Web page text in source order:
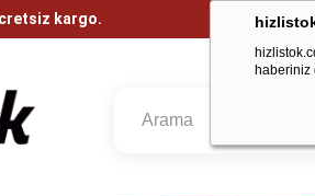
haberiniz
kargo.